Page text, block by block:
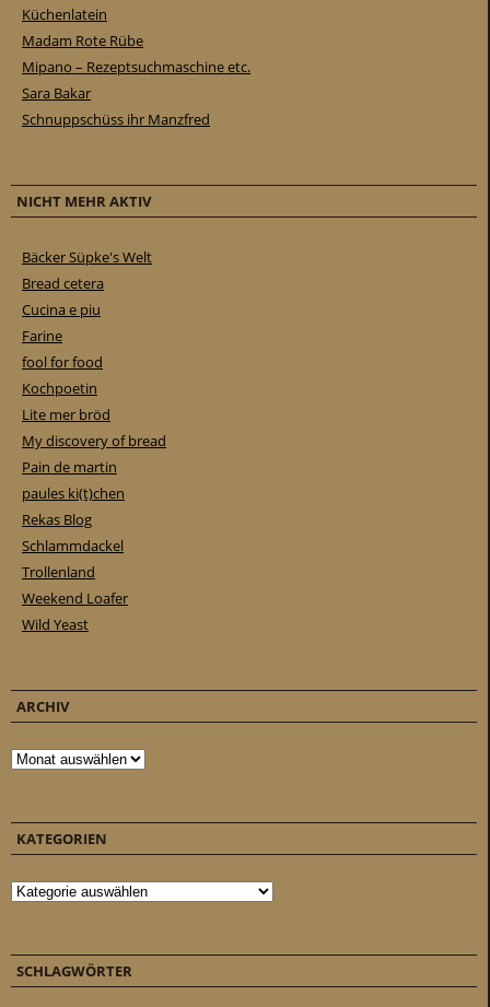
Küchenlatein
Madam Rote Rübe
Mipano – Rezeptsuchmaschine etc.
Sara Bakar
Schnuppschüss ihr Manzfred
NICHT MEHR AKTIV
Bäcker Süpke's Welt
Bread cetera
Cucina e piu
Farine
fool for food
Kochpoetin
Lite mer bröd
My discovery of bread
Pain de martin
paules ki(t)chen
Rekas Blog
Schlammdackel
Trollenland
Weekend Loafer
Wild Yeast
ARCHIV
Archiv
KATEGORIEN
Kategorien
SCHLAGWÖRTER